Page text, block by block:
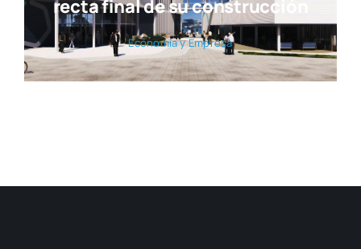
recta final de su construcción
Eco­no­mía y Empre­sa